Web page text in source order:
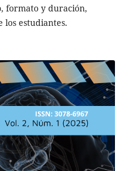
formato y duración,
los estudiantes.